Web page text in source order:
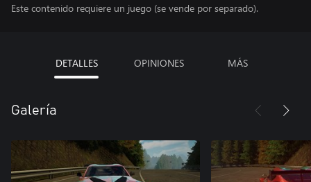
Este contenido requiere un juego (se vende por separado).
DETALLES OPINIONES MÁS
Galería